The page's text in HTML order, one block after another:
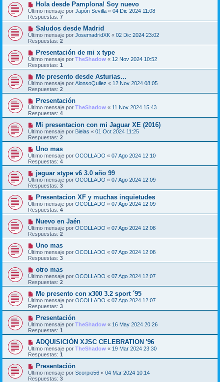
Hola desde Pamplona! Soy nuevo
Último mensaje por Japón Sevilla « 04 Dic 2024 11:08
Respuestas: 7
Saludos desde Madrid
Último mensaje por JosemadridXK « 02 Dic 2024 23:02
Respuestas: 2
Presentación de mi x type
Último mensaje por TheShadow « 12 Nov 2024 10:52
Respuestas: 1
Me presento desde Asturias…
Último mensaje por AlonsoQuilez « 12 Nov 2024 08:05
Respuestas: 2
Presentación
Último mensaje por TheShadow « 11 Nov 2024 15:43
Respuestas: 4
Mi presentacion con mi Jaguar XE (2016)
Último mensaje por Bielas « 01 Oct 2024 11:25
Respuestas: 2
Uno mas
Último mensaje por OCOLLADO « 07 Ago 2024 12:10
Respuestas: 4
jaguar stype v6 3.0 año 99
Último mensaje por OCOLLADO « 07 Ago 2024 12:09
Respuestas: 3
Presentacion XF y muchas inquietudes
Último mensaje por OCOLLADO « 07 Ago 2024 12:09
Respuestas: 4
Nuevo en Jaén
Último mensaje por OCOLLADO « 07 Ago 2024 12:08
Respuestas: 2
Uno mas
Último mensaje por OCOLLADO « 07 Ago 2024 12:08
Respuestas: 3
otro mas
Último mensaje por OCOLLADO « 07 Ago 2024 12:07
Respuestas: 2
Me presento con x300 3.2 sport ´95
Último mensaje por OCOLLADO « 07 Ago 2024 12:07
Respuestas: 3
Presentación
Último mensaje por TheShadow « 16 May 2024 20:26
Respuestas: 1
ADQUISICIÓN XJSC CELEBRATION '96
Último mensaje por TheShadow « 19 Mar 2024 23:30
Respuestas: 1
Presentación
Último mensaje por Scorpio56 « 04 Mar 2024 10:14
Respuestas: 3